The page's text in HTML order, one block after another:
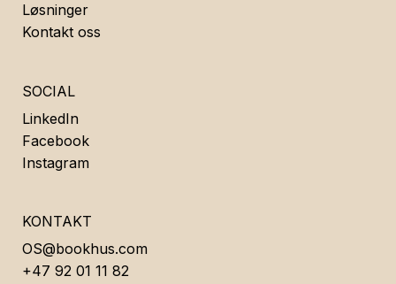
Løsninger
Kontakt oss
SOCIAL
LinkedIn
Facebook
Instagram
KONTAKT
OS@bookhus.com
+47 92 01 11 82